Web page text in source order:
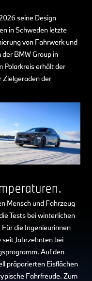
seine Design
in Schweden letzte
von Fahrwerk und
BMW Group in
Polarkreis erhält der
Zielgeraden der
Mensch und Fahrzeug
Tests bei winterlichen
die Ingenieurinnen
Jahrzehnten bei
Auf den
präparierten Eisflächen
Fahrfreude. Zum